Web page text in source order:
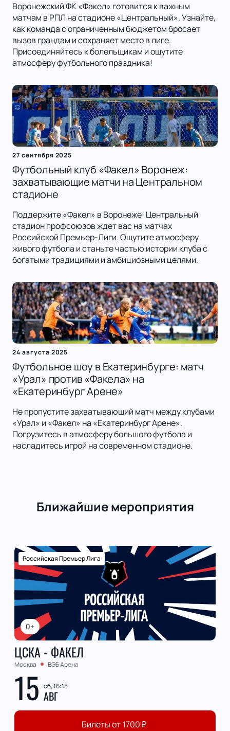
Воронежский ФК «Факел» готовится к важным
матчам в РПЛ на стадионе «Центральный». Узнайте,
как команда с ограниченным бюджетом бросает
вызов грандам и сохраняет место в лиге.
Присоединяйтесь к болельщикам и ощутите
атмосферу футбольного праздника!
27 сентября 2025
Футбольный клуб «Факел» Воронеж:
захватывающие матчи на Центральном
стадионе
Поддержите «Факел» в Воронеже! Центральный
стадион профсоюзов ждет вас на матчах
Российской Премьер-Лиги. Ощутите атмосферу
живого футбола и станьте частью истории клуба с
богатыми традициями и амбициозными целями.
24 августа 2025
Футбольное шоу в Екатеринбурге: матч
«Урал» против «Факела» на
«Екатеринбург Арене»
Не пропустите захватывающий матч между клубами
«Урал» и «Факел» на «Екатеринбург Арене».
Погрузитесь в атмосферу большого футбола и
насладитесь игрой на современном стадионе.
Ближайшие мероприятия
0+
Российская Премьер Лига
ЦСКА - ФАКЕЛ
Москва ВЭБ Арена
15 сб, 16:15
АВГ
Билеты от 1700₽